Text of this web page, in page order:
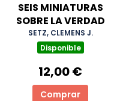
SEIS MINIATURAS
SOBRE LA VERDAD
SETZ, CLEMENS J.
Disponible
12,00 €
Comprar